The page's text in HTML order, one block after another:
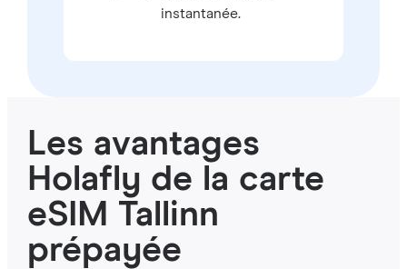
instantanée.
Les avantages
Holafly de la carte
eSIM Tallinn
prépayée